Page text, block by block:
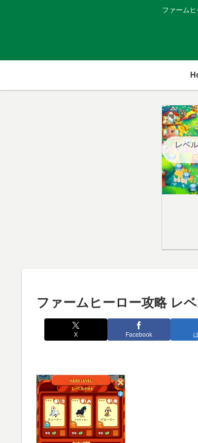
ファーム
レベ
ファームヒーロー攻略 レ
X Facebook